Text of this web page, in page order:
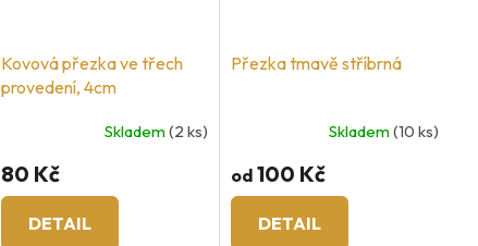
Kovová přezka ve třech
provedení, 4cm
Skladem(2 ks)
80 Kč
DETAIL
Přezka tmavě stříbrná
Skladem(10 ks)
od100 Kč
DETAIL